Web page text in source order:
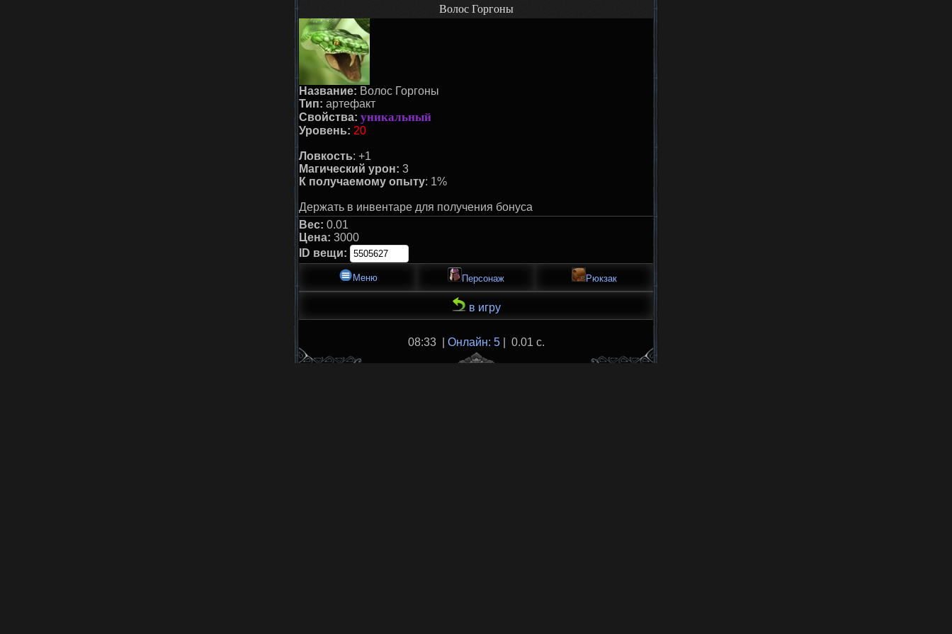
Волос Горгоны
Название: Волос Горгоны
Тип: артефакт
Свойства: уникальный
Уровень: 20
Ловкость: +1
Магический урон: 3
К получаемому опыту: 1%
Держать в инвентаре для получения бонуса
Вес: 0.01
Цена: 3000
ID вещи:
Меню Персонаж Рюкзак
в игру
08:33 | Онлайн: 5| 0.01 с.